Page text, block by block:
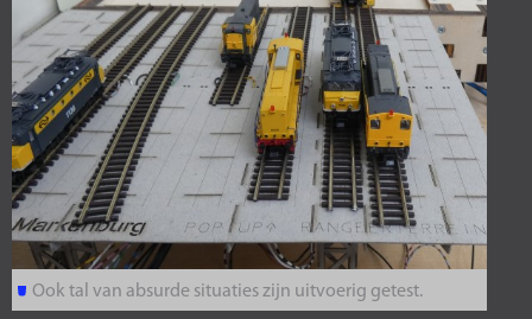
Ook tal van absurde situaties zijn uitvoerig getest.